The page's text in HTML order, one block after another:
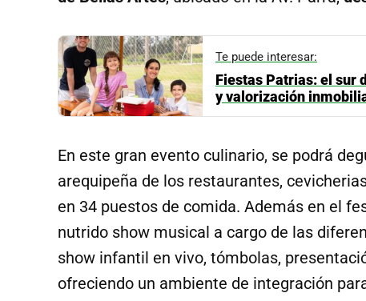
Te puede interesar:
Fiestas Patrias: el sur
y valorización
En este gran evento culinario, se podrá
arequipeña de los restaurantes,
en 34 puestos de comida. Además en el
nutrido show musical a cargo de las
show infantil en vivo, tómbolas,
ofreciendo un ambiente de integración